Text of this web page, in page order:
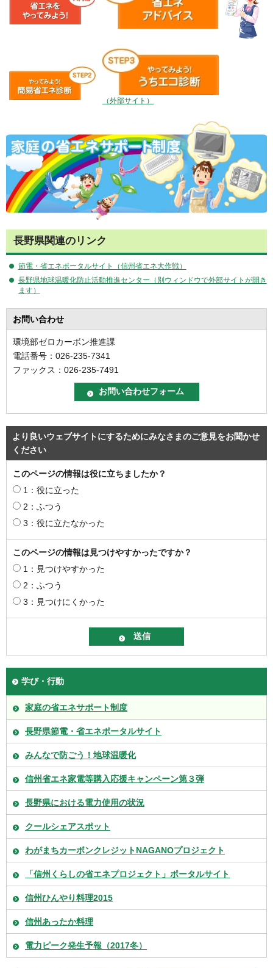
（外部サイト）
長野県関連のリンク
節電・省エネポータルサイト（信州省エネ大作戦）
長野県地球温暖化防止活動推進センター（別ウィンドウで外部サイトが開き
ます）
お問い合わせ
環境部ゼロカーボン推進課
電話番号：026-235-7341
ファックス：026-235-7491
より良いウェブサイトにするためにみなさまのご意見をお聞かせ
ください
このページの情報は役に立ちましたか？
1：役に立った
2：ふつう
3：役に立たなかった
このページの情報は見つけやすかったですか？
1：見つけやすかった
2：ふつう
3：見つけにくかった
学び・行動
家庭の省エネサポート制度
長野県節電・省エネポータルサイト
みんなで防ごう！地球温暖化
信州省エネ家電等購入応援キャンペーン第３弾
長野県における電力使用の状況
クールシェアスポット
わがまちカーボンクレジットNAGANOプロジェクト
「信州くらしの省エネプロジェクト」ポータルサイト
信州ひんやり料理2015
信州あったか料理
電力ピーク発生予報（2017冬）